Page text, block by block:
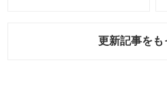
更新記事をも